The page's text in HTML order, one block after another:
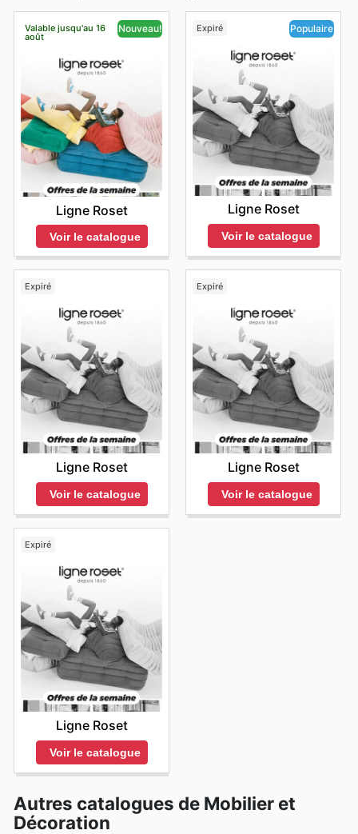
Valable jusqu'au 16
août
Nouveau!
Ligne Roset
Voir le catalogue
Expiré Populaire
Ligne Roset
Voir le catalogue
Expiré
Ligne Roset
Voir le catalogue
Expiré
Ligne Roset
Voir le catalogue
Expiré
Ligne Roset
Voir le catalogue
Autres catalogues de Mobilier et
Décoration